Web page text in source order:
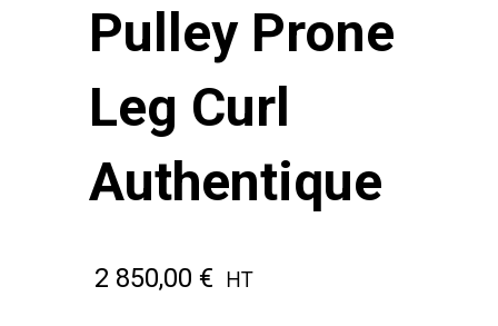
Pulley Prone
Leg Curl
Authentique
2 850,00 € HT